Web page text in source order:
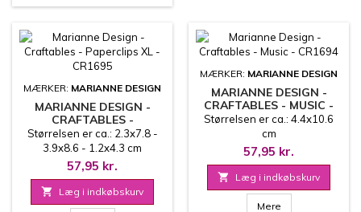
MÆRKER: MARIANNE DESIGN
MARIANNE DESIGN -
CRAFTABLES -
PAPERCLIPS XL - CR1695
Størrelsen er ca.: 2.3x7.8 -
3.9x8.6 - 1.2x4.3 cm
57,95 kr.
 Læg i indkøbskurv
MÆRKER: MARIANNE DESIGN
MARIANNE DESIGN -
CRAFTABLES - MUSIC -
CR1694
Størrelsen er ca.: 4.4x10.6
cm
57,95 kr.
 Læg i indkøbskurv
Mere